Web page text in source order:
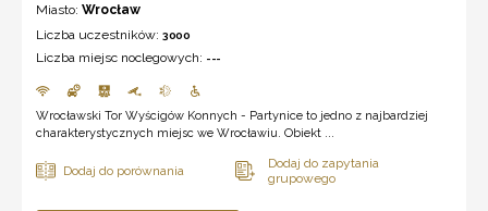
Miasto: Wrocław
Liczba uczestników: 3000
Liczba miejsc noclegowych: ---
Wrocławski Tor Wyścigów Konnych - Partynice to jedno z najbardziej
charakterystycznych miejsc we Wrocławiu. Obiekt ...